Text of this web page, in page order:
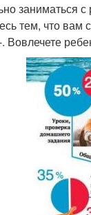
заниматься
тем, что вам
Вовлечете